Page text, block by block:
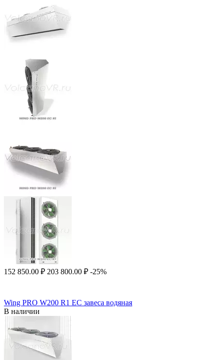
152 850.00 ₽ 203 800.00 ₽ -25%
Wing PRO W200 R1 EC завеса водяная
В наличии